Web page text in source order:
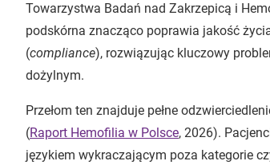
Towarzystwa Badań nad Zakrzepicą i
podskórna znacząco poprawia jakość
(compliance), rozwiązując kluczowy
dożylnym.
Przełom ten znajduje pełne
(Raport Hemofilia w Polsce, 2026).
językiem wykraczającym poza kategorie